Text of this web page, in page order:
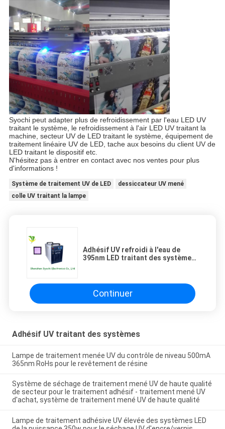
Syochi peut adapter plus de refroidissement par l'eau LED UV
traitant le système, le refroidissement à l'air LED UV traitant la
machine, secteur UV de LED traitant le système, équipement de
traitement linéaire UV de LED, tache aux besoins du client UV de
LED traitant le dispositif etc.
N'hésitez pas à entrer en contact avec nos ventes pour plus
d'informations !
Système de traitement UV de LED
dessiccateur UV mené
colle UV traitant la lampe
Adhésif UV refroidi à l'eau de
395nm LED traitant des systèmes,
Continuer
Adhésif UV traitant des systèmes
Lampe de traitement menée UV du contrôle de niveau 500mA
365nm RoHs pour le revêtement de résine
Système de séchage de traitement mené UV de haute qualité
de secteur pour le traitement adhésif - traitement mené UV
d'achat, système de traitement mené UV de haute qualité
Lampe de traitement adhésive UV élevée des systèmes LED